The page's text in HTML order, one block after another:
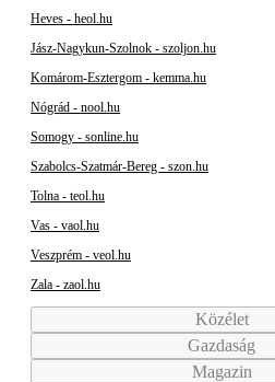
Heves - heol.hu
Jász-Nagykun-Szolnok - szoljon.hu
Komárom-Esztergom - kemma.hu
Nógrád - nool.hu
Somogy - sonline.hu
Szabolcs-Szatmár-Bereg - szon.hu
Tolna - teol.hu
Vas - vaol.hu
Veszprém - veol.hu
Zala - zaol.hu
Közélet
Gazdaság
Magazin